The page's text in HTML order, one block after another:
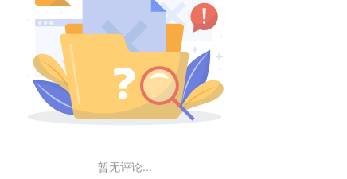
暂无评论...